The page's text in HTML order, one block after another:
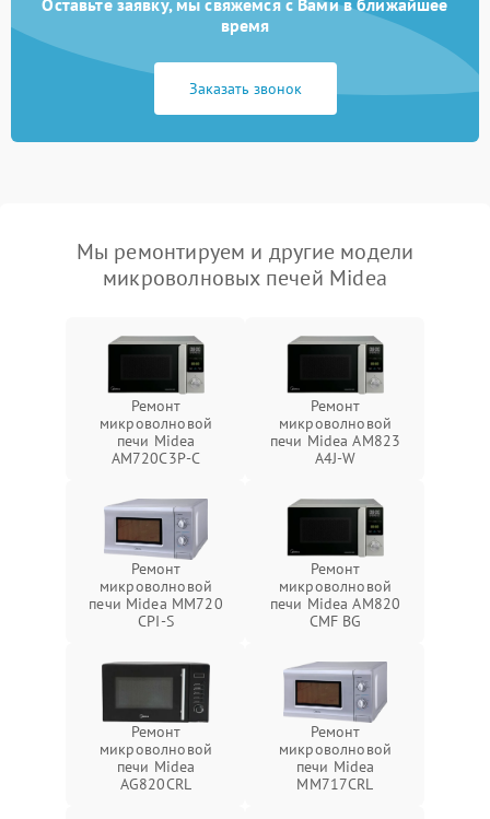
Оставьте заявку, мы свяжемся с Вами в ближайшее
время
Заказать звонок
Мы ремонтируем и другие модели
микроволновых печей Midea
Ремонт
микроволновой
печи Midea
AM720C3P-C
Ремонт
микроволновой
печи Midea AM823
A4J-W
Ремонт
микроволновой
печи Midea MM720
CPI-S
Ремонт
микроволновой
печи Midea AM820
CMF BG
Ремонт
микроволновой
печи Midea
AG820CRL
Ремонт
микроволновой
печи Midea
MM717CRL